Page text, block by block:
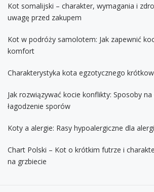
Kot somalijski – charakter, wymagania i
uwagę przed zakupem
Kot w podróży samolotem: Jak zapewnić
komfort
Charakterystyka kota egzotycznego
Jak rozwiązywać kocie konflikty: Sposoby
łagodzenie sporów
Koty a alergie: Rasy hypoalergiczne dla
Chart Polski – Kot o krótkim futrze i
na grzbiecie